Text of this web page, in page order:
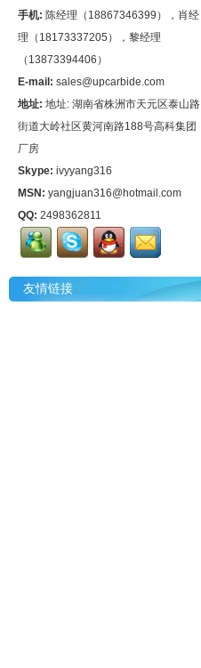
手机: 陈经理（18867346399），肖经
理（18173337205），黎经理
（13873394406）
E-mail: sales@upcarbide.com
地址: 地址: 湖南省株洲市天元区泰山路
街道大岭社区黄河南路188号高科集团
厂房
Skype: ivyyang316
MSN: yangjuan316@hotmail.com
QQ: 2498362811
友情链接